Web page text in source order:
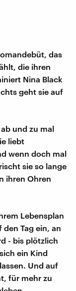
das
die ihren
Nina Black
geht sie auf
und zu mal
liebt
wenn doch mal
sie so lange
ihren Ohren
Lebensplan
Tag ein, an
- bis plötzlich
ein Kind
Und auf
für mehr zu